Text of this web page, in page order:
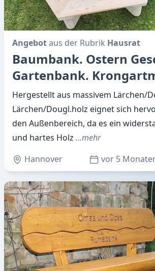
Angebotaus der Rubrik Hausrat
Baumbank. Ostern
Gartenbank.
Hergestellt aus massivem Lärchen/
Lärchen/Dougl.holz eignet sich
den Außenbereich, da es ein
und hartes Holz …mehr
Hannover
vor 5